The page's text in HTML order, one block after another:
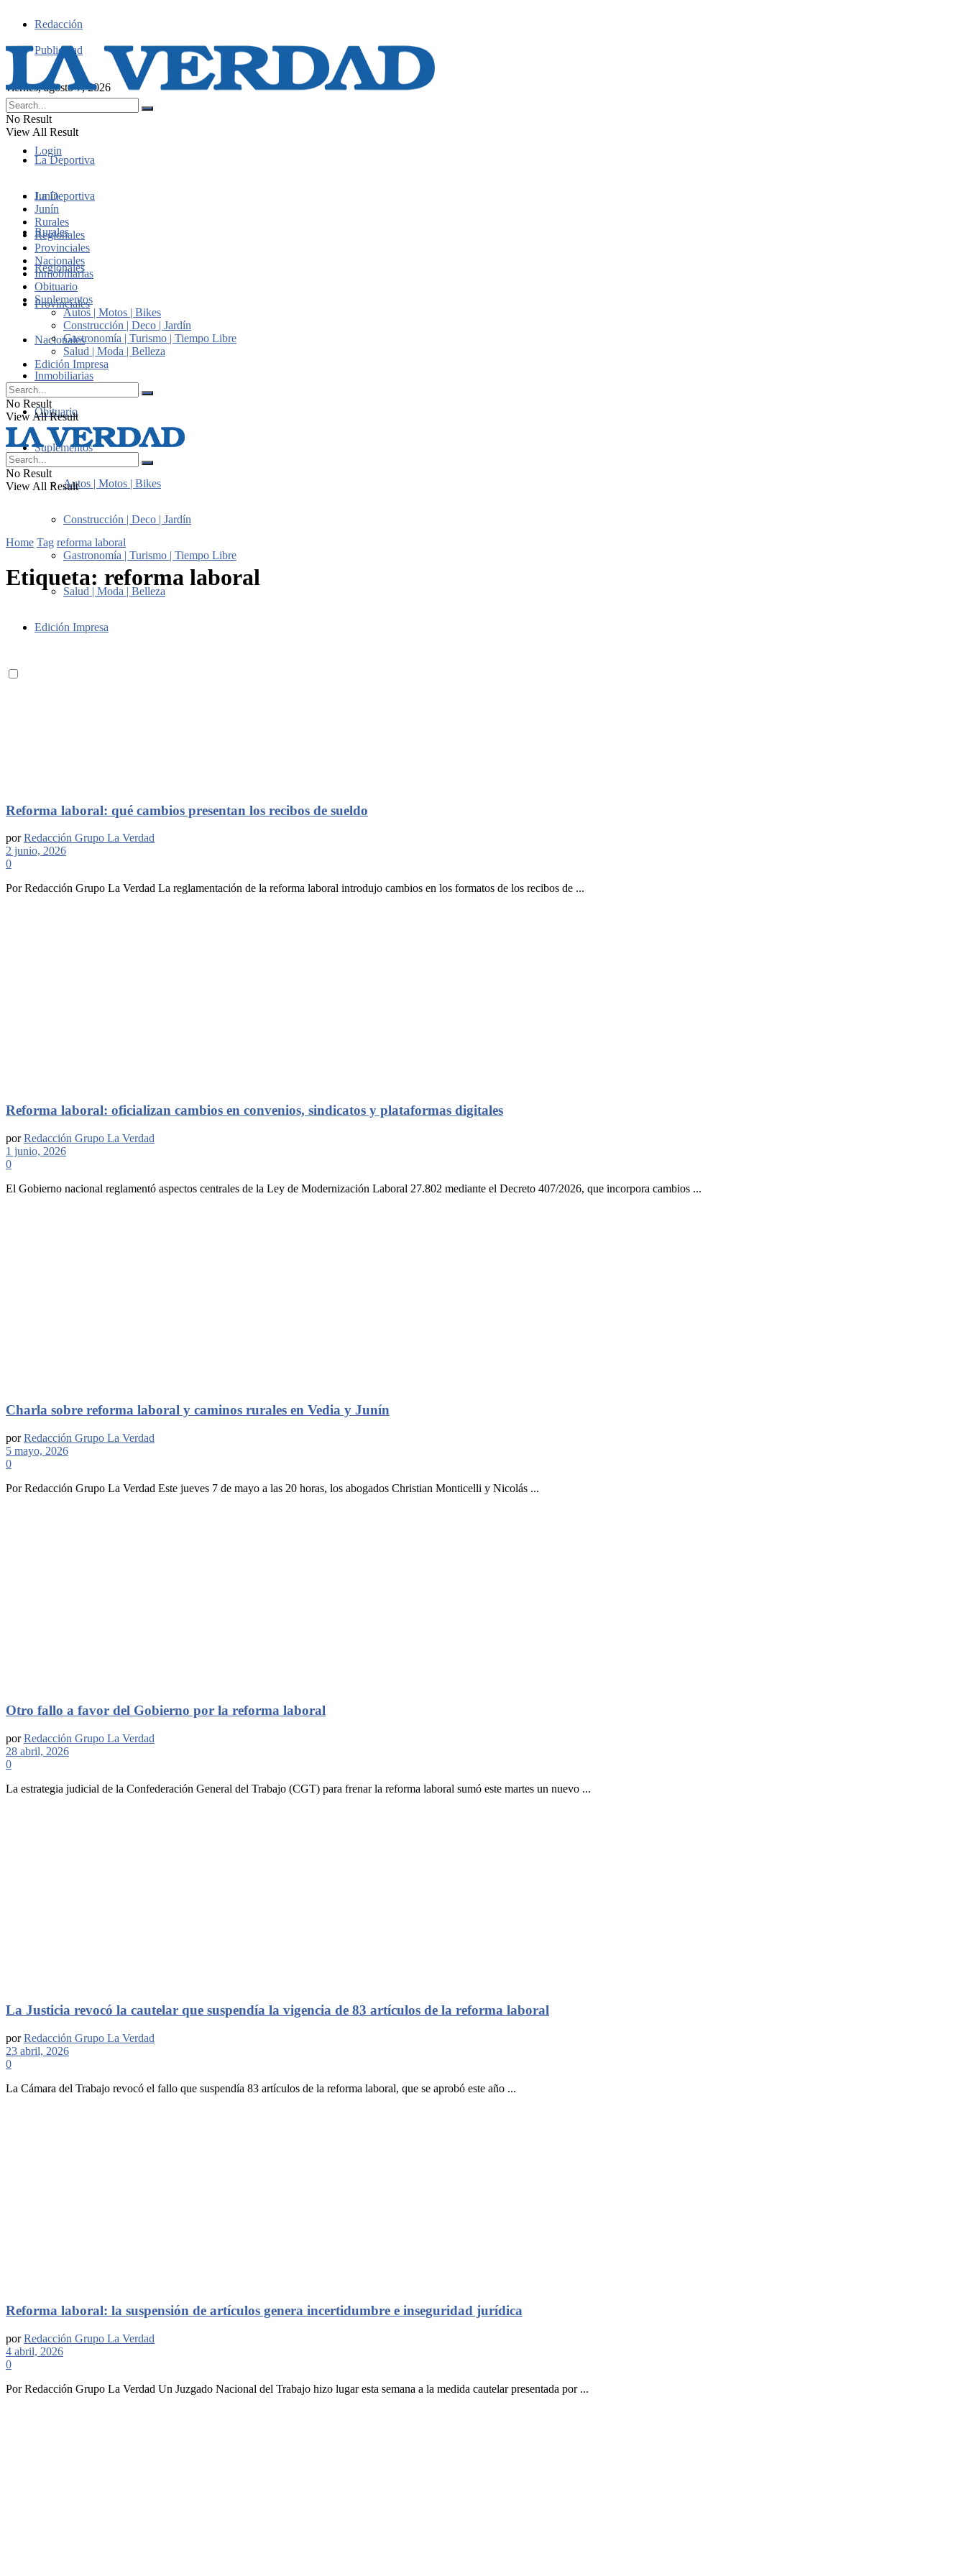
Redacción
Publicidad
viernes, agosto 7, 2026
Login
No Result
View All Result
La Deportiva
Junín
Rurales
Regionales
Provinciales
Nacionales
Inmobiliarias
Obituario
Suplementos
Autos | Motos | Bikes
Construcción | Deco | Jardín
Gastronomía | Turismo | Tiempo Libre
Salud | Moda | Belleza
Edición Impresa
La Deportiva
Junín
Rurales
Regionales
Provinciales
Nacionales
Inmobiliarias
Obituario
Suplementos
Autos | Motos | Bikes
Construcción | Deco | Jardín
Gastronomía | Turismo | Tiempo Libre
Salud | Moda | Belleza
Edición Impresa
No Result
View All Result
No Result
View All Result
Home Tag reforma laboral
Etiqueta: reforma laboral
Reforma laboral: qué cambios presentan los recibos de sueldo
por Redacción Grupo La Verdad
2 junio, 2026
0
Por Redacción Grupo La Verdad La reglamentación de la reforma laboral introdujo cambios en los formatos de los recibos de ...
Reforma laboral: oficializan cambios en convenios, sindicatos y plataformas digitales
por Redacción Grupo La Verdad
1 junio, 2026
0
El Gobierno nacional reglamentó aspectos centrales de la Ley de Modernización Laboral 27.802 mediante el Decreto 407/2026, que incorpora cambios ...
Charla sobre reforma laboral y caminos rurales en Vedia y Junín
por Redacción Grupo La Verdad
5 mayo, 2026
0
Por Redacción Grupo La Verdad Este jueves 7 de mayo a las 20 horas, los abogados Christian Monticelli y Nicolás ...
Otro fallo a favor del Gobierno por la reforma laboral
por Redacción Grupo La Verdad
28 abril, 2026
0
La estrategia judicial de la Confederación General del Trabajo (CGT) para frenar la reforma laboral sumó este martes un nuevo ...
La Justicia revocó la cautelar que suspendía la vigencia de 83 artículos de la reforma laboral
por Redacción Grupo La Verdad
23 abril, 2026
0
La Cámara del Trabajo revocó el fallo que suspendía 83 artículos de la reforma laboral, que se aprobó este año ...
Reforma laboral: la suspensión de artículos genera incertidumbre e inseguridad jurídica
por Redacción Grupo La Verdad
4 abril, 2026
0
Por Redacción Grupo La Verdad Un Juzgado Nacional del Trabajo hizo lugar esta semana a la medida cautelar presentada por ...